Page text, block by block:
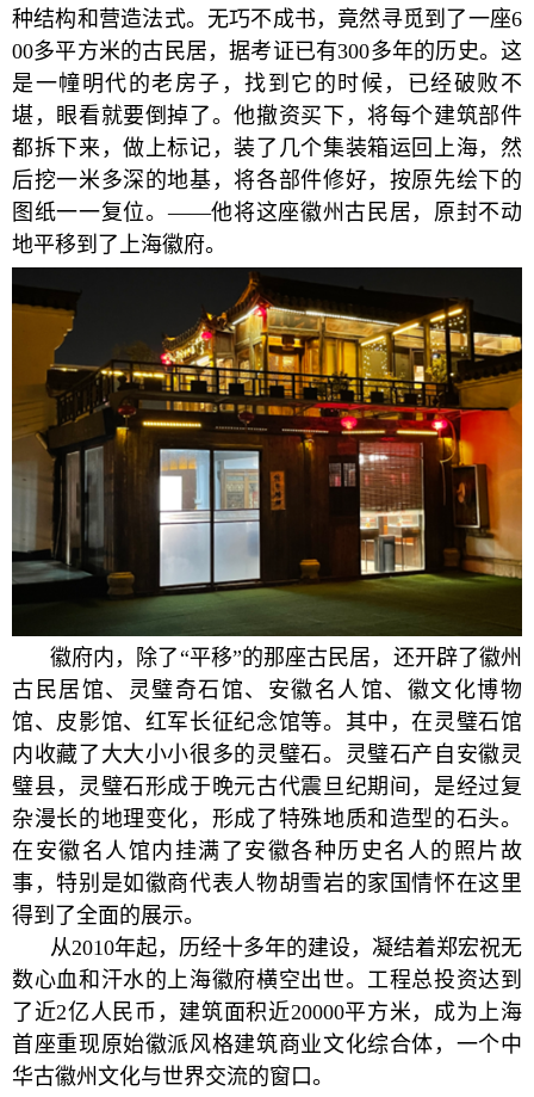
种结构和营造法式。无巧不成书，竟然寻觅到了一座6
00多平方米的古民居，据考证已有300多年的历史。这
是一幢明代的老房子，找到它的时候，已经破败不
堪，眼看就要倒掉了。他撤资买下，将每个建筑部件
都拆下来，做上标记，装了几个集装箱运回上海，然
后挖一米多深的地基，将各部件修好，按原先绘下的
图纸一一复位。——他将这座徽州古民居，原封不动
地平移到了上海徽府。
徽府内，除了“平移”的那座古民居，还开辟了徽州
古民居馆、灵璧奇石馆、安徽名人馆、徽文化博物
馆、皮影馆、红军长征纪念馆等。其中，在灵璧石馆
内收藏了大大小小很多的灵璧石。灵璧石产自安徽灵
璧县，灵璧石形成于晚元古代震旦纪期间，是经过复
杂漫长的地理变化，形成了特殊地质和造型的石头。
在安徽名人馆内挂满了安徽各种历史名人的照片故
事，特别是如徽商代表人物胡雪岩的家国情怀在这里
得到了全面的展示。
从2010年起，历经十多年的建设，凝结着郑宏祝无
数心血和汗水的上海徽府横空出世。工程总投资达到
了近2亿人民币，建筑面积近20000平方米，成为上海
首座重现原始徽派风格建筑商业文化综合体，一个中
华古徽州文化与世界交流的窗口。